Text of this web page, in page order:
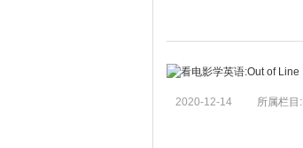
2020-12-14 所属栏目: